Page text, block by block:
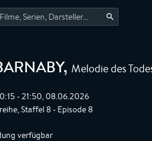
, Melodie des
- 21:50, 08.06.2026
Staffel 8 - Episode 8
verfügbar